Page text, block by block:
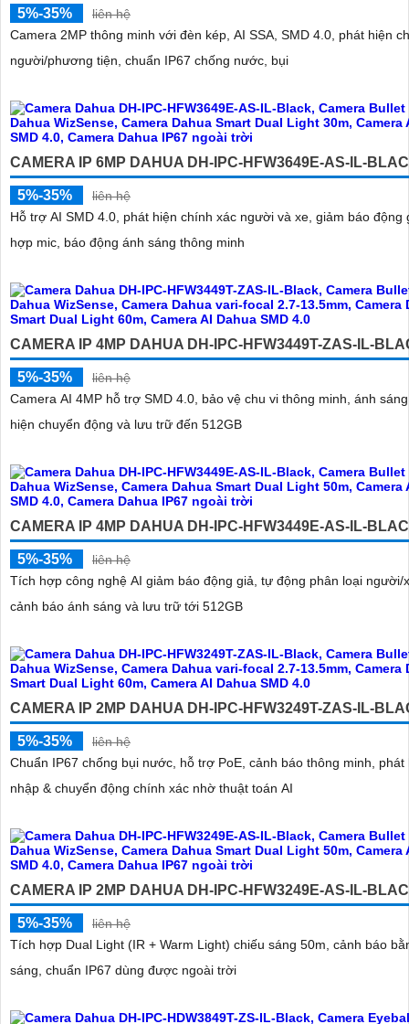
5%-35%
liên hệ
Camera 2MP thông minh với đèn kép, AI SSA, SMD 4.0, phát hiện
người/phương tiện, chuẩn IP67 chống nước, bụi
CAMERA IP 6MP DAHUA DH-IPC-HFW3649E-AS-IL-
5%-35%
liên hệ
Hỗ trợ AI SMD 4.0, phát hiện chính xác người và xe, giảm báo động
hợp mic, báo động ánh sáng thông minh
CAMERA IP 4MP DAHUA DH-IPC-HFW3449T-ZAS-IL-
5%-35%
liên hệ
Camera AI 4MP hỗ trợ SMD 4.0, bảo vệ chu vi thông minh, ánh
hiện chuyển động và lưu trữ đến 512GB
CAMERA IP 4MP DAHUA DH-IPC-HFW3449E-AS-IL-
5%-35%
liên hệ
Tích hợp công nghệ AI giảm báo động giả, tự động phân loại người/
cảnh báo ánh sáng và lưu trữ tới 512GB
CAMERA IP 2MP DAHUA DH-IPC-HFW3249T-ZAS-IL-
5%-35%
liên hệ
Chuẩn IP67 chống bụi nước, hỗ trợ PoE, cảnh báo thông minh, phát
nhập & chuyển động chính xác nhờ thuật toán AI
CAMERA IP 2MP DAHUA DH-IPC-HFW3249E-AS-IL-
5%-35%
liên hệ
Tích hợp Dual Light (IR + Warm Light) chiếu sáng 50m, cảnh báo
sáng, chuẩn IP67 dùng được ngoài trời